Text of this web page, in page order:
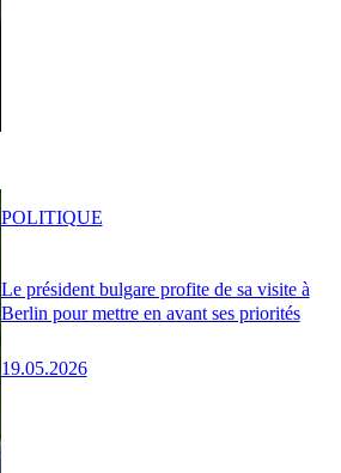
Le président bulgare profite de sa visite à
Berlin pour mettre en avant ses priorités
19.05.2026
POLITIQUE